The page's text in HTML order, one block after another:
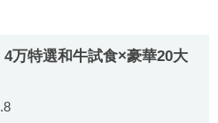
4万特選和牛試食×豪華20大
コミ評価